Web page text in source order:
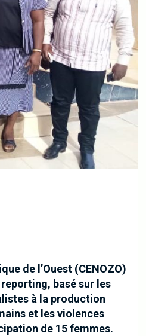
de l’Ouest (CENOZO)
basé sur les
à la production
et les violences
de 15 femmes.